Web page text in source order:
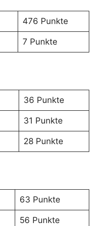
476 Punkte
7 Punkte
36 Punkte
31 Punkte
28 Punkte
63 Punkte
56 Punkte